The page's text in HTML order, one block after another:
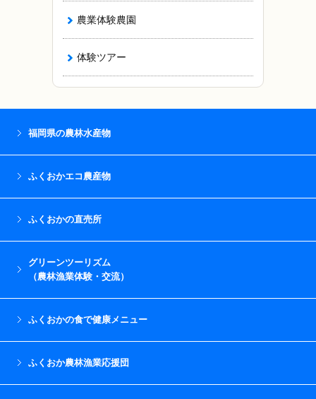
農業体験農園
体験ツアー
福岡県の農林水産物
ふくおかエコ農産物
ふくおかの直売所
グリーンツーリズム
（農林漁業体験・交流）
ふくおかの食で健康メニュー
ふくおか農林漁業応援団